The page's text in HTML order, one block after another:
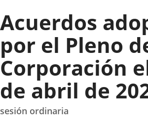
Acuerdos
por el Pleno
Corporación
de abril de
sesión ordinaria